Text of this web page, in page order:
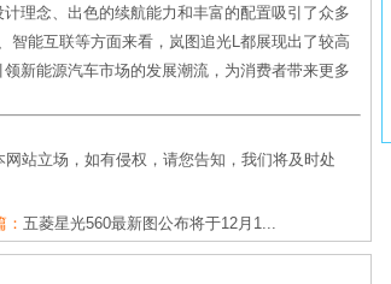
理念、出色的续航能力和丰富的配置吸引了众多
智能互联等方面来看，岚图追光L都展现出了较高
新能源汽车市场的发展潮流，为消费者带来更多
站立场，如有侵权，请您告知，我们将及时处
五菱星光560最新图公布将于12月1...